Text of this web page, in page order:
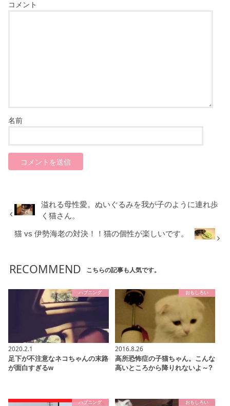
コメント
名前
溢れる母性愛。ぬいぐるみを我が子のように連れ歩
く猫さん。
猫 vs 伊勢海老の対決！！猫の個性が楽しいです。
RECOMMEND こちらの記事も人気です。
ハプニング
2020.2.1
足下が不注意なネコちゃんの末路
が面白すぎるw
おもしろい
2016.8.26
高所恐怖症の子猫ちゃん。こんな
高いところから降りれないよ～?
ハプニング おもしろい